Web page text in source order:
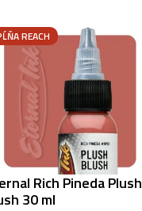
REACH
Rich Pineda Plush
30 ml